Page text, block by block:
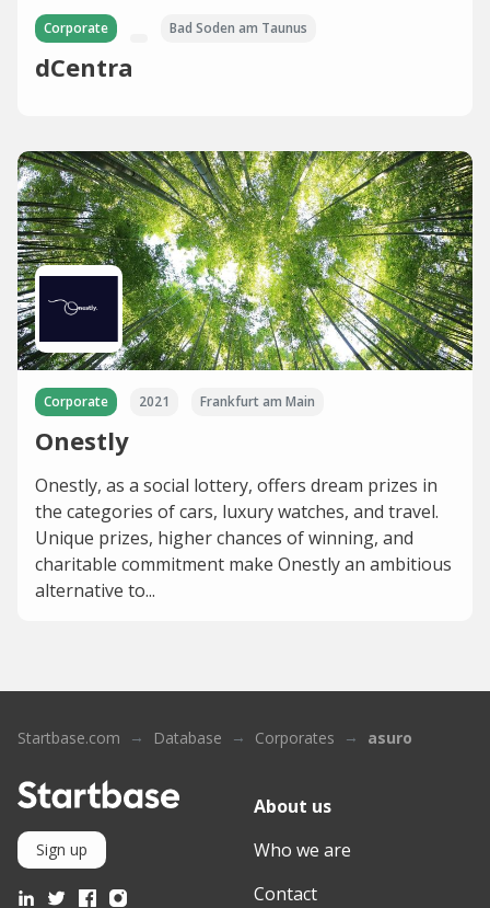
Corporate Bad Soden am Taunus
dCentra
Corporate 2021 Frankfurt am Main
Onestly
Onestly, as a social lottery, offers dream prizes in
the categories of cars, luxury watches, and travel.
Unique prizes, higher chances of winning, and
charitable commitment make Onestly an ambitious
alternative to...
Startbase.com Database Corporates asuro
Sign up
About us
Who we are
Contact